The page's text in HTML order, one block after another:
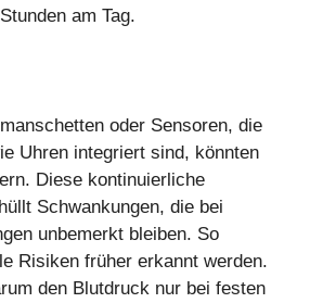
am Tag.
oder Sensoren, die
Uhren integriert sind, könnten
Diese kontinuierliche
Schwankungen, die bei
unbemerkt bleiben. So
Risiken früher erkannt werden.
den Blutdruck nur bei festen